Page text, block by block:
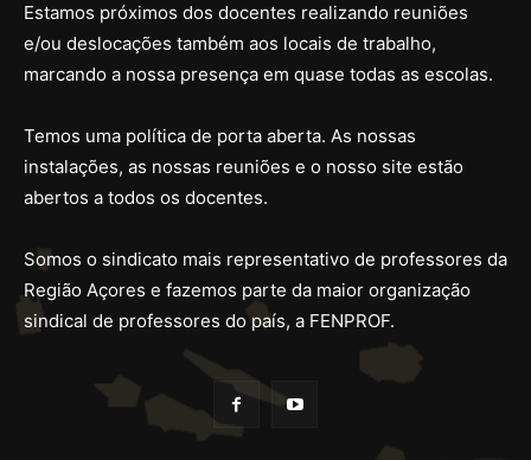
Estamos próximos dos docentes realizando reuniões
e/ou deslocações também aos locais de trabalho,
marcando a nossa presença em quase todas as escolas.
Temos uma política de porta aberta. As nossas
instalações, as nossas reuniões e o nosso site estão
abertos a todos os docentes.
Somos o sindicato mais representativo de professores da
Região Açores e fazemos parte da maior organização
sindical de professores do país, a FENPROF.